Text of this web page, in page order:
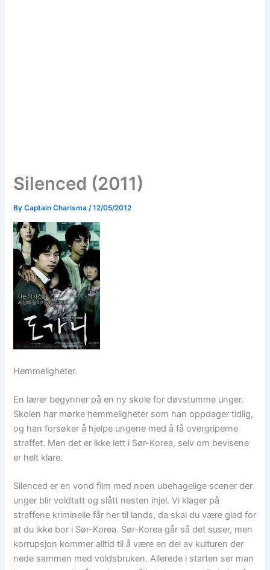
Silenced (2011)
ByCaptain Charisma /12/05/2012
Hemmeligheter.
En lærer begynner på en ny skole for døvstumme unger.
Skolen har mørke hemmeligheter som han oppdager tidlig,
og han forsøker å hjelpe ungene med å få overgriperne
straffet. Men det er ikke lett i Sør-Korea, selv om bevisene
er helt klare.
Silenced er en vond film med noen ubehagelige scener der
unger blir voldtatt og slått nesten ihjel. Vi klager på
straffene kriminelle får her til lands, da skal du være glad for
at du ikke bor i Sør-Korea. Sør-Korea går så det suser, men
korrupsjon kommer alltid til å være en del av kulturen der
nede sammen med voldsbruken. Allerede i starten ser man